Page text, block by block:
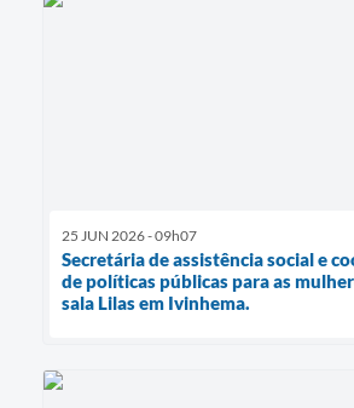
25 JUN 2026 - 09h07
Secretária de assistência social e
de políticas públicas para as
sala Lilas em Ivinhema.